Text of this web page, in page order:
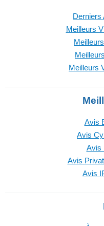
Derniers
Meilleurs
Meilleurs
Avis
Avis
Avis
Avis
Avis